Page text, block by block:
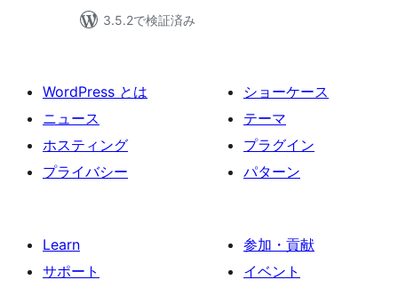
3.5.2で検証済み
WordPress とは
ニュース
ホスティング
プライバシー
ショーケース
テーマ
プラグイン
パターン
Learn
サポート
参加・貢献
イベント